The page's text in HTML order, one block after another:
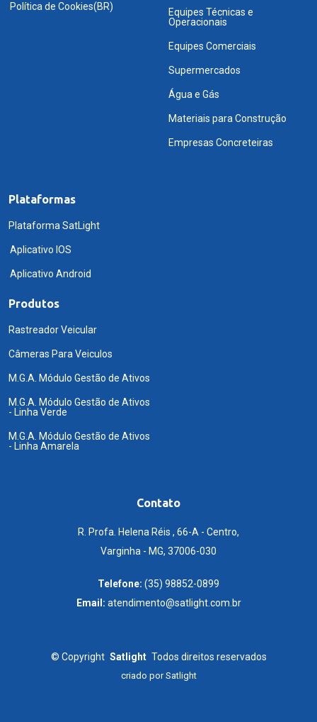
Política de Cookies(BR)
Equipes Técnicas e
Operacionais
Equipes Comerciais
Supermercados
Água e Gás
Materiais para Construção
Empresas Concreteiras
Plataformas
Plataforma SatLight
Aplicativo IOS
Aplicativo Android
Produtos
Rastreador Veicular
Câmeras Para Veiculos
M.G.A. Módulo Gestão de Ativos
M.G.A. Módulo Gestão de Ativos
- Linha Verde
M.G.A. Módulo Gestão de Ativos
- Linha Amarela
Contato
R. Profa. Helena Réis , 66-A - Centro,
Varginha - MG, 37006-030
Telefone: (35) 98852-0899
Email: atendimento@satlight.com.br
© Copyright Satlight Todos direitos reservados
criado porSatlight